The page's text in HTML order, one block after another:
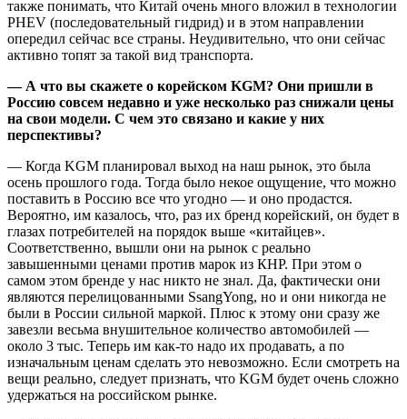
также понимать, что Китай очень много вложил в технологии
PHEV (последовательный гидрид) и в этом направлении
опередил сейчас все страны. Неудивительно, что они сейчас
активно топят за такой вид транспорта.
— А что вы скажете о корейском KGM? Они пришли в
Россию совсем недавно и уже несколько раз снижали цены
на свои модели. С чем это связано и какие у них
перспективы?
— Когда KGM планировал выход на наш рынок, это была
осень прошлого года. Тогда было некое ощущение, что можно
поставить в Россию все что угодно — и оно продастся.
Вероятно, им казалось, что, раз их бренд корейский, он будет в
глазах потребителей на порядок выше «китайцев».
Соответственно, вышли они на рынок с реально
завышенными ценами против марок из КНР. При этом о
самом этом бренде у нас никто не знал. Да, фактически они
являются перелицованными SsangYong, но и они никогда не
были в России сильной маркой. Плюс к этому они сразу же
завезли весьма внушительное количество автомобилей —
около 3 тыс. Теперь им как-то надо их продавать, а по
изначальным ценам сделать это невозможно. Если смотреть на
вещи реально, следует признать, что KGM будет очень сложно
удержаться на российском рынке.